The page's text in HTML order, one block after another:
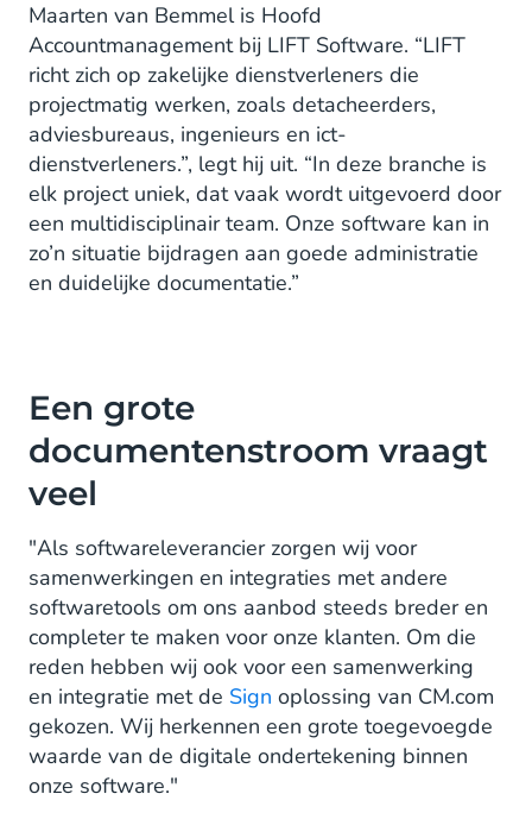
Maarten van Bemmel is Hoofd
Accountmanagement bij LIFT Software. “LIFT
richt zich op zakelijke dienstverleners die
projectmatig werken, zoals detacheerders,
adviesbureaus, ingenieurs en ict-
dienstverleners.”, legt hij uit. “In deze branche is
elk project uniek, dat vaak wordt uitgevoerd door
een multidisciplinair team. Onze software kan in
zo’n situatie bijdragen aan goede administratie
en duidelijke documentatie.”
Een grote
documentenstroom vraagt
veel
"Als softwareleverancier zorgen wij voor
samenwerkingen en integraties met andere
softwaretools om ons aanbod steeds breder en
completer te maken voor onze klanten. Om die
reden hebben wij ook voor een samenwerking
en integratie met de Sign oplossing van CM.com
gekozen. Wij herkennen een grote toegevoegde
waarde van de digitale ondertekening binnen
onze software."